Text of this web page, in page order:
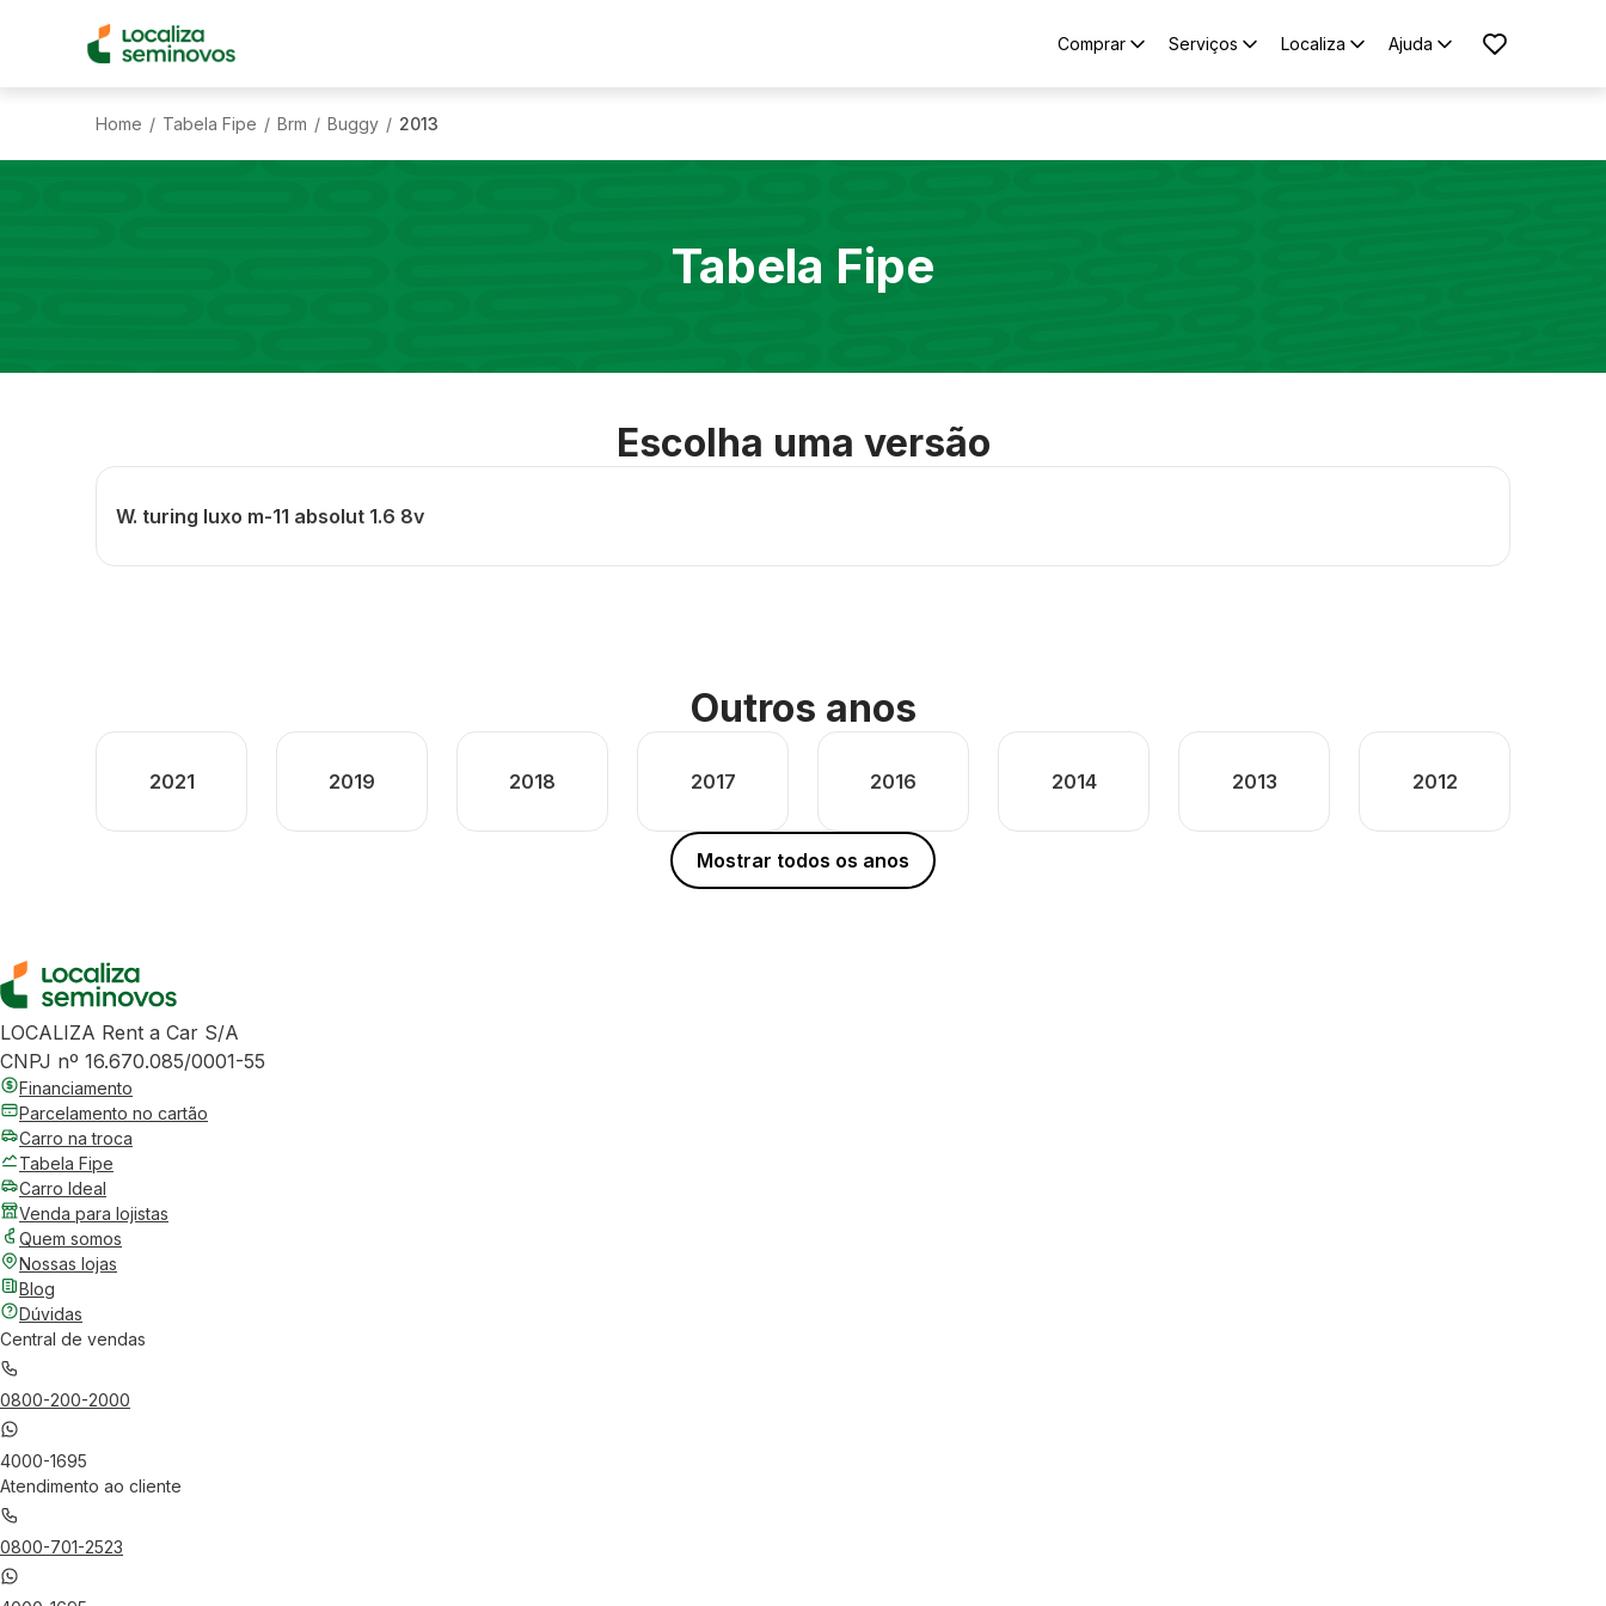
Comprar Serviços Localiza Ajuda
Home / Tabela Fipe / Brm / Buggy / 2013
Tabela Fipe
Escolha uma versão
W. turing luxo m-11 absolut 1.6 8v
Outros anos
2021 2019 2018 2017 2016 2014 2013 2012
Mostrar todos os anos
LOCALIZA Rent a Car S/A
CNPJ nº 16.670.085/0001-55
Financiamento
Parcelamento no cartão
Carro na troca
Tabela Fipe
Carro Ideal
Venda para lojistas
Quem somos
Nossas lojas
Blog
Dúvidas
Central de vendas
0800-200-2000
4000-1695
Atendimento ao cliente
0800-701-2523